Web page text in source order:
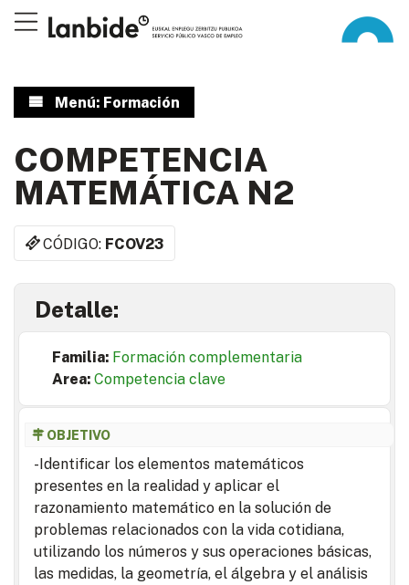
Menú: Formación
COMPETENCIA
MATEMÁTICA N2
CÓDIGO: FCOV23
Detalle:
Familia: Formación complementaria
Area: Competencia clave
OBJETIVO
-Identificar los elementos matemáticos
presentes en la realidad y aplicar el
razonamiento matemático en la solución de
problemas relacionados con la vida cotidiana,
utilizando los números y sus operaciones básicas,
las medidas, la geometría, el álgebra y el análisis